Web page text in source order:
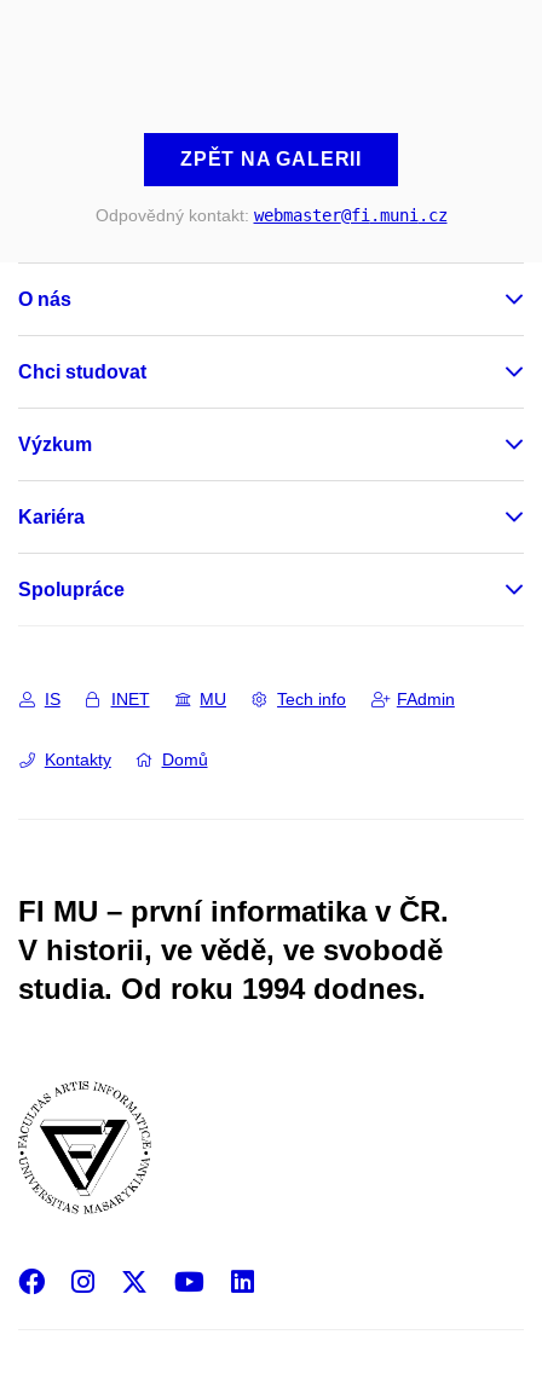
ZPĚT NA GALERII
Odpovědný kontakt: webmaster@fi .muni .cz
O nás
Chci studovat
Výzkum
Kariéra
Spolupráce
IS INET MU Tech info FAdmin
Kontakty Domů
FI MU – první informatika v ČR.
V historii, ve vědě, ve svobodě
studia. Od roku 1994 dodnes.
Facebook
InstagramYouTube